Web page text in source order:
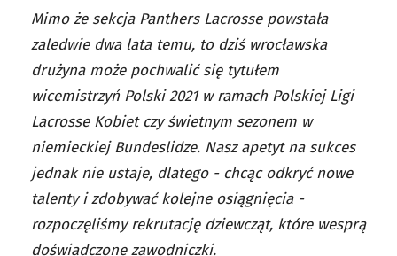
Mimo że sekcja Panthers Lacrosse powstała
zaledwie dwa lata temu, to dziś wrocławska
drużyna może pochwalić się tytułem
wicemistrzyń Polski 2021 w ramach Polskiej Ligi
Lacrosse Kobiet czy świetnym sezonem w
niemieckiej Bundeslidze. Nasz apetyt na sukces
jednak nie ustaje, dlatego - chcąc odkryć nowe
talenty i zdobywać kolejne osiągnięcia -
rozpoczęliśmy rekrutację dziewcząt, które wesprą
doświadczone zawodniczki.